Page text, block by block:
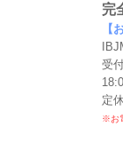
完
【
受
定
※お